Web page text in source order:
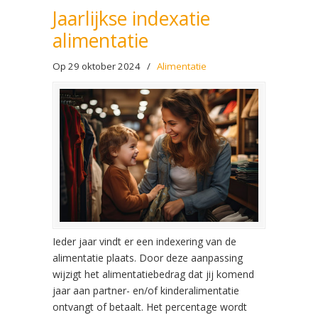
Jaarlijkse indexatie
alimentatie
Op 29 oktober 2024 / Alimentatie
Ieder jaar vindt er een indexering van de
alimentatie plaats. Door deze aanpassing
wijzigt het alimentatiebedrag dat jij komend
jaar aan partner- en/of kinderalimentatie
ontvangt of betaalt. Het percentage wordt